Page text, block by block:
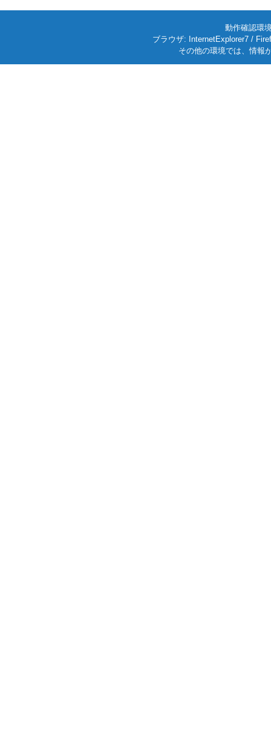
動作確認環
ブラウザ: InternetExplorer7 /
その他の環境では、情報